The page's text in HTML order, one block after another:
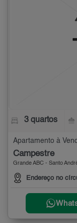
3 quartos
Apartamento à
Campestre
Grande ABC - Santo
Endereço no